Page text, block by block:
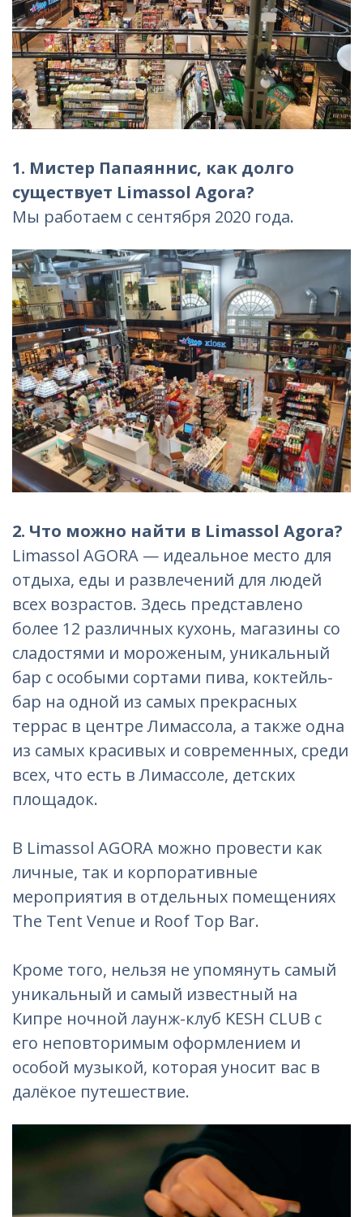
1. Мистер Папаяннис, как долго
существует Limassol Agora?
Мы работаем с сентября 2020 года.
2. Что можно найти в Limassol Agora?
Limassol AGORA — идеальное место для
отдыха, еды и развлечений для людей
всех возрастов. Здесь представлено
более 12 различных кухонь, магазины со
сладостями и мороженым, уникальный
бар с особыми сортами пива, коктейль-
бар на одной из самых прекрасных
террас в центре Лимассола, а также одна
из самых красивых и современных, среди
всех, что есть в Лимассоле, детских
площадок.
В Limassol AGORA можно провести как
личные, так и корпоративные
мероприятия в отдельных помещениях
The Tent Venue и Roof Top Bar.
Кроме того, нельзя не упомянуть самый
уникальный и самый известный на
Кипре ночной лаунж-клуб KESH CLUB с
его неповторимым оформлением и
особой музыкой, которая уносит вас в
далёкое путешествие.